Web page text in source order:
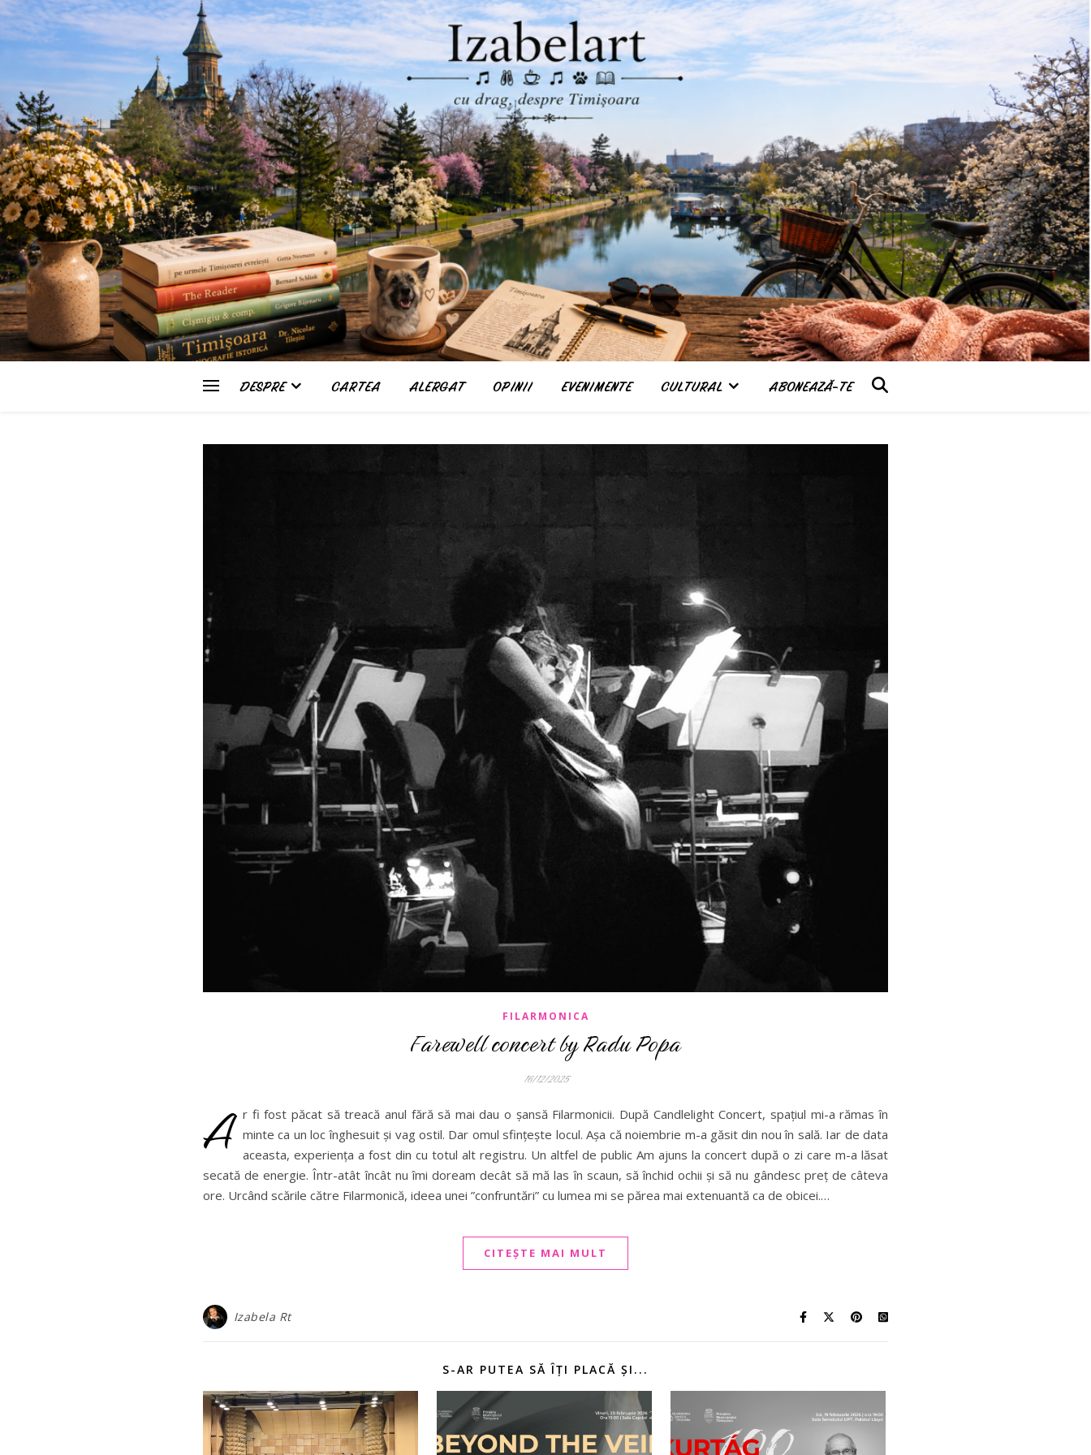
DESPRE CARTEA ALERGAT OPINII EVENIMENTE CULTURAL ABONEAZĂ-TE
FILARMONICA
Farewell concert by Radu Popa
16/12/2025
A r fi fost păcat să treacă anul fără să mai dau o șansă Filarmonicii. După Candlelight Concert, spațiul mi-a rămas în
minte ca un loc înghesuit și vag ostil. Dar omul sfințește locul. Așa că noiembrie m-a găsit din nou în sală. Iar de data
aceasta, experiența a fost din cu totul alt registru. Un altfel de public Am ajuns la concert după o zi care m-a lăsat
secată de energie. Într-atât încât nu îmi doream decât să mă las în scaun, să închid ochii și să nu gândesc preț de câteva
ore. Urcând scările către Filarmonică, ideea unei ”confruntări” cu lumea mi se părea mai extenuantă ca de obicei.…
CITEȘTE MAI MULT
Izabela Rt
S-AR PUTEA SĂ ÎȚI PLACĂ ȘI...